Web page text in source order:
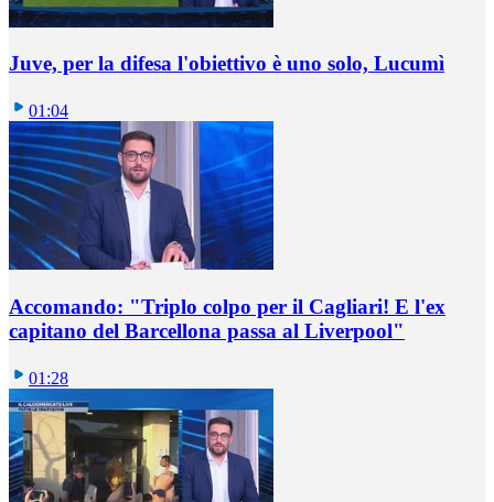
Juve, per la difesa l'obiettivo è uno solo, Lucumì
01:04
Accomando: "Triplo colpo per il Cagliari! E l'ex
capitano del Barcellona passa al Liverpool"
01:28